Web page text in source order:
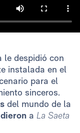
le despidió con
instalada en el
para el
sinceros.
del mundo de la
a La Saeta